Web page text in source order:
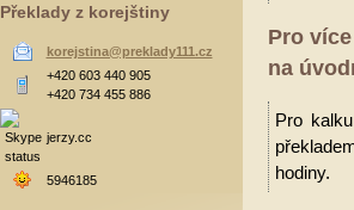
Pro
na
Pro
hodiny.
Překlady z korejštiny
korejstina@preklady111.cz
+420 603 440 905
+420 734 455 886
jerzy.cc
5946185